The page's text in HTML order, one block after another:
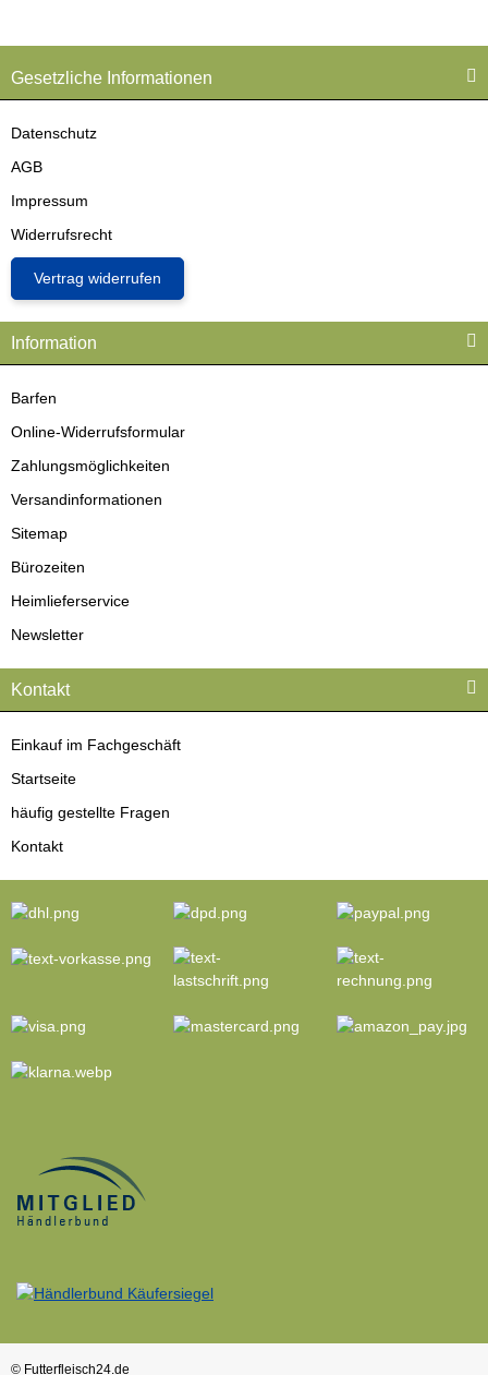
Gesetzliche Informationen
Datenschutz
AGB
Impressum
Widerrufsrecht
Vertrag widerrufen
Information
Barfen
Online-Widerrufsformular
Zahlungsmöglichkeiten
Versandinformationen
Sitemap
Bürozeiten
Heimlieferservice
Newsletter
Kontakt
Einkauf im Fachgeschäft
Startseite
häufig gestellte Fragen
Kontakt
© Futterfleisch24.de